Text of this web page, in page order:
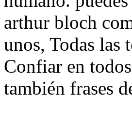
arthur bloch
unos, Todas las
Confiar en
también frases